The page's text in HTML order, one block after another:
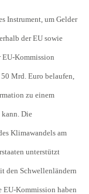
Instrument, um Gelder
der EU sowie
EU-Kommission
Mrd. Euro belaufen,
zu einem
kann. Die
Klimawandels am
unterstützt
den Schwellenländern
EU-Kommission haben